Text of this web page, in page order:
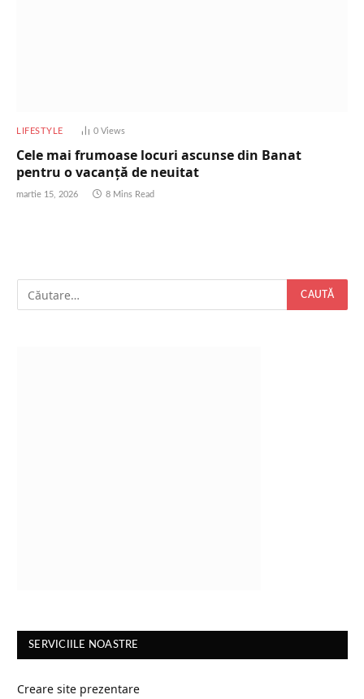
LIFESTYLE 0 Views
Cele mai frumoase locuri ascunse din Banat
pentru o vacanță de neuitat
martie 15, 2026 8 Mins Read
SERVICIILE NOASTRE
Creare site prezentare